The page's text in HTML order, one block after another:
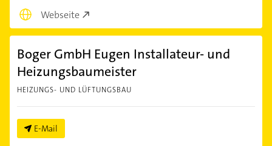
Webseite
Boger GmbH Eugen Installateur- und
Heizungsbaumeister
HEIZUNGS- UND LÜFTUNGSBAU
E-Mail